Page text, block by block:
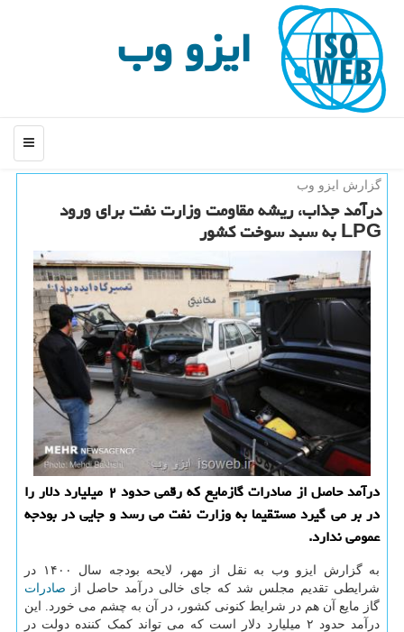
ایزو وب
منو
گزارش ایزو وب
درآمد جذاب، ریشه مقاومت وزارت نفت برای ورود
LPG به سبد سوخت كشور
درآمد حاصل از صادرات گازمایع که رقمی حدود ۲ میلیارد دلار را
در بر می گیرد مستقیما به وزارت نفت می رسد و جایی در بودجه
عمومی ندارد.
به گزارش ایزو وب به نقل از مهر، لایحه بودجه سال ۱۴۰۰ در
شرایطی تقدیم مجلس شد که جای خالی درآمد حاصل از صادرات
گاز مایع آن هم در شرایط کنونی کشور، در آن به چشم می خورد. این
درآمد حدود ۲ میلیارد دلار است که می تواند کمک کننده دولت در